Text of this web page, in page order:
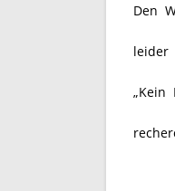
Den
leider
„Kein